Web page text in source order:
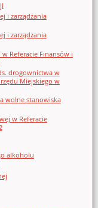
i zarządzania
i zarządzania
Referacie Finansów i
drogownictwa w
Miejskiego w
wolne stanowiska
w Referacie
alkoholu